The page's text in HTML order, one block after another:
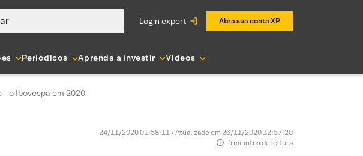
login expert Abra sua conta XP
Periódicos Aprenda a Investir Vídeos
o Ibovespa em 2020
24/11/2020 01:58:11 • Atualizado em 26/11/2020 12:57:20
5 minutos de leitura